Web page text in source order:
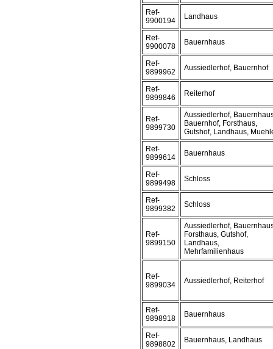
Ref-
9900194
Landhaus
Ref-
9900078
Bauernhaus
Ref-
9899962
Aussiedlerhof, Bauernhof
Ref-
9899846
Reiterhof
Ref-
9899730
Aussiedlerhof,
Bauernhof, Forsthaus,
Gutshof, Landhaus,
Ref-
9899614
Bauernhaus
Ref-
9899498
Schloss
Ref-
9899382
Schloss
Ref-
9899150
Aussiedlerhof,
Forsthaus, Gutshof,
Landhaus,
Mehrfamilienhaus
Ref-
9899034
Aussiedlerhof, Reiterhof
Ref-
9898918
Bauernhaus
Ref-
9898802
Bauernhaus, Landhaus